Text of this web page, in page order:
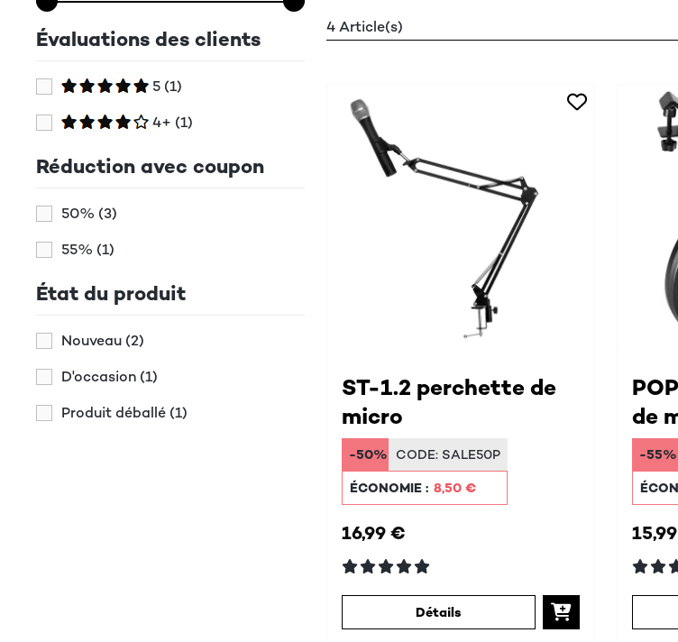
Évaluations des clients
5 (1)
4+ (1)
Réduction avec coupon
50% (3)
55% (1)
État du produit
Nouveau (2)
D'occasion (1)
Produit déballé (1)
4 Article(s)
ST-1.2 perchette de
micro
-50% CODE: SALE50P
ÉCONOMIE : 8,50 €
16,99 €
Détails
de
-55%